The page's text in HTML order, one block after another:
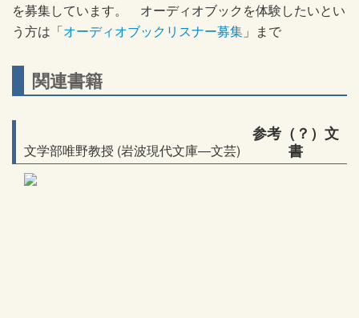
を募集しています。 オーディオブックを体験したいとい
う方は「オーディオブックリスナー募集 」まで
関連書籍
文学部唯野教授 (岩波現代文庫―文芸)
参考（？）文
書